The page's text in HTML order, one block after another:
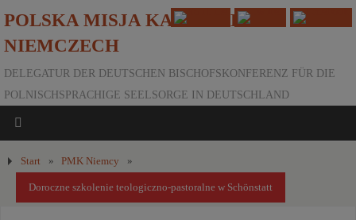
POLSKA MISJA KATOLICKA W
NIEMCZECH
DELEGATUR DER DEUTSCHEN BISCHOFSKONFERENZ FÜR DIE
POLNISCHSPRACHIGE SEELSORGE IN DEUTSCHLAND
Start » PMK Niemcy »
Doroczne szkolenie teologiczno-pastoralne w Schönstatt